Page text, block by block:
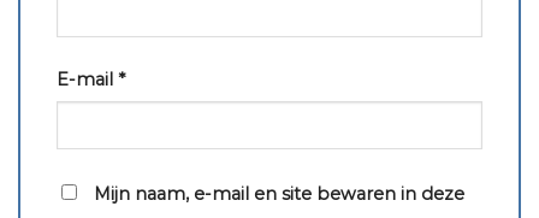
E-mail *
Mijn naam, e-mail en site bewaren in deze